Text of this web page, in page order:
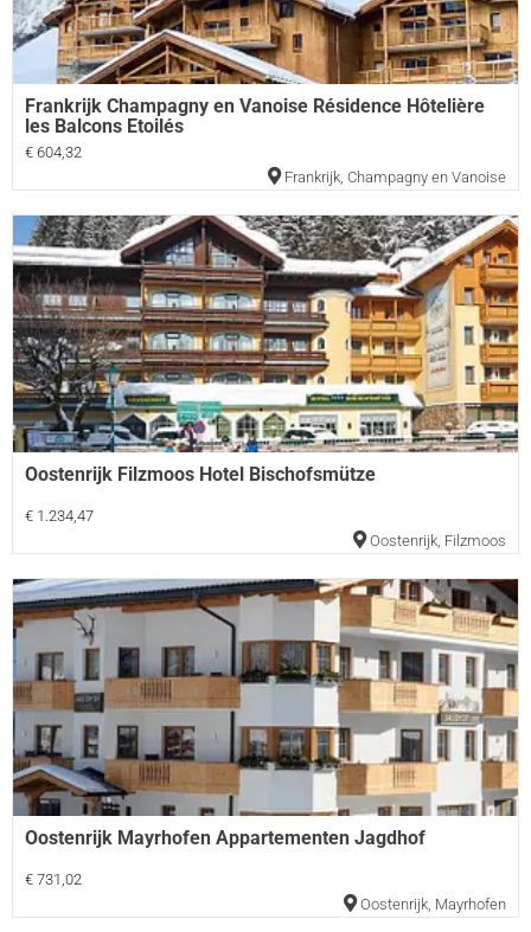
Frankrijk Champagny en Vanoise Résidence Hôtelière
les Balcons Etoilés
€ 604,32
Frankrijk Champagny en Vanoise
Oostenrijk Filzmoos Hotel Bischofsmütze
€ 1.234,47
Oostenrijk Filzmoos
Oostenrijk Mayrhofen Appartementen Jagdhof
€ 731,02
Oostenrijk Mayrhofen